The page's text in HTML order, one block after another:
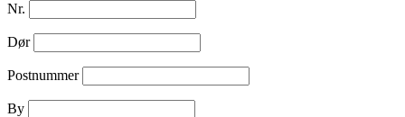
Nr.
Dør
Postnummer
By